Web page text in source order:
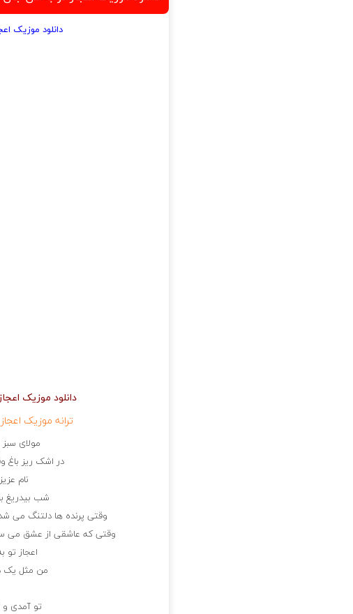
دانلود موزیک
دانلود موزیک
ترانه موزیک
مولای
در اشک ریز
نام
شب بیدریغ
وقتی پرنده ها دلتنگ می
وقتی که عاشقی از عشق می
اعجاز تو
من مثل یک
تو آمدی و